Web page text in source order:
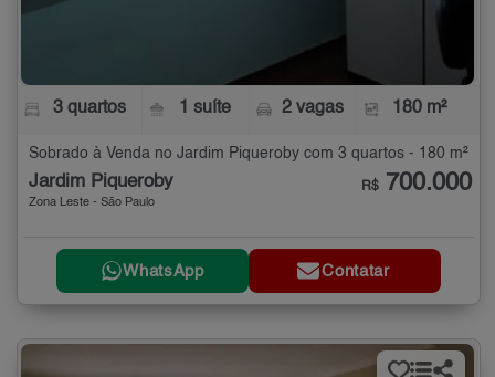
3 quartos 1 suíte 2 vagas 180 m²
Sobrado à Venda no Jardim Piqueroby com 3 quartos - 180 m²
Jardim Piqueroby
Zona Leste - São Paulo
R$ 700.000
WhatsApp Contatar